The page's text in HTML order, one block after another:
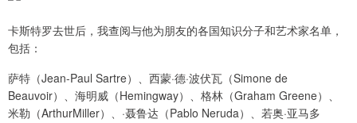
卡斯特罗去世后，我查阅与他为朋友的各国知识分子和艺术家名单，
包括：
萨特（Jean-Paul Sartre）、西蒙·德·波伏瓦（Simone de
Beauvoir）、海明威（Hemingway）、格林（Graham Greene）、
米勒（ArthurMiller）、·聂鲁达（Pablo Neruda）、若奥·亚马多